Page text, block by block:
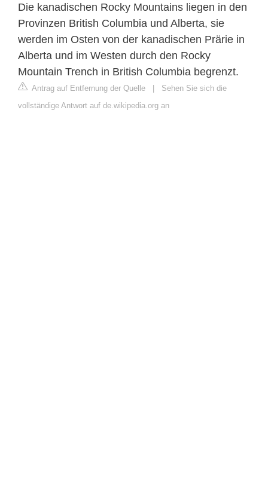
Die kanadischen Rocky Mountains liegen in den
Provinzen British Columbia und Alberta, sie
werden im Osten von der kanadischen Prärie in
Alberta und im Westen durch den Rocky
Mountain Trench in British Columbia begrenzt.
Antrag auf Entfernung der Quelle | Sehen Sie sich die
vollständige Antwort auf de.wikipedia.org an